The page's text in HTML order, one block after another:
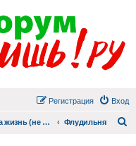
Вход
Регистрация
Наша жизнь (не всё же о суициде!) Флудильня